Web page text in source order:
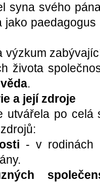
syna svého
jako
výzkum
života
.
a její zdroje
utvářela po celá
- v rodinách